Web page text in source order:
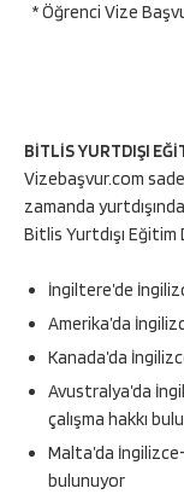
* Öğrenci Vize
BİTLİS YURTDIŞI
Vizebaşvur.com
zamanda
Bitlis Yurtdışı Eğitim
İngiltere’de
Amerika’da
Kanada’da
Avustralya’da
çalışma hakkı
Malta’da
bulunuyor